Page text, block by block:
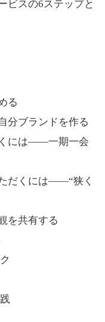
ビスの6ステップと
る
ブランドを作る
には――一期一会
だくには――“狭く
を共有する